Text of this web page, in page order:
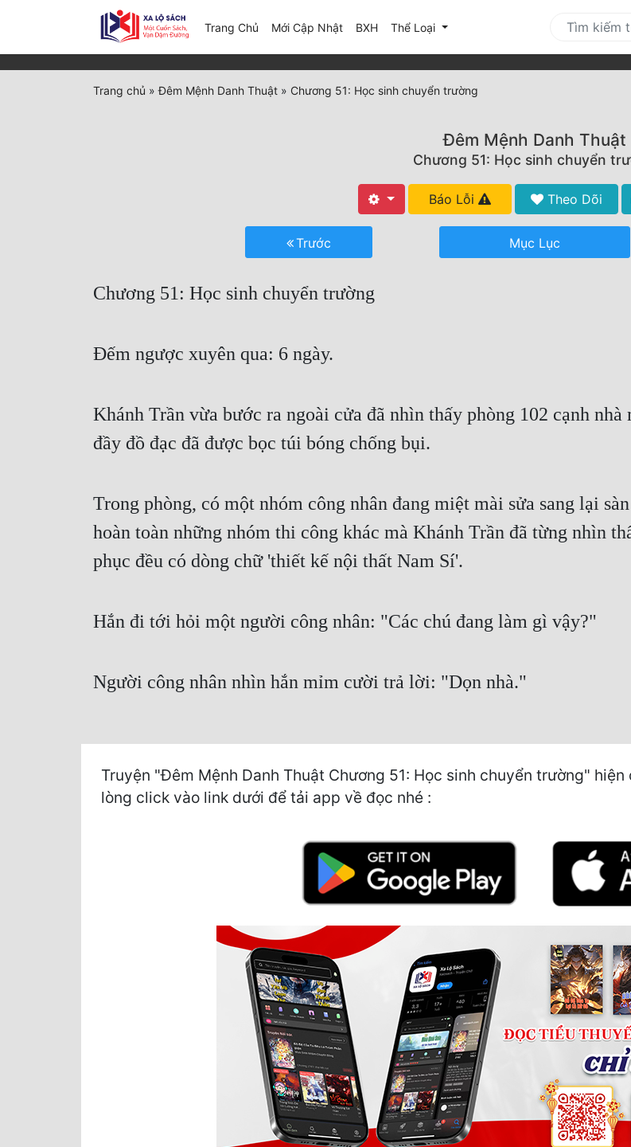
Trang Chủ Mới Cập Nhật(current)
BXH Thể Loại
Trang chủ »Đêm Mệnh Danh Thuật » Chương 51: Học sinh chuyển trường
Đêm Mệnh Danh Thuật
Chương 51: Học sinh chuyển
Báo Lỗi Theo Dõi
Trước Mục Lục
Chương 51: Học sinh chuyển trường
Đếm ngược xuyên qua: 6 ngày.
Khánh Trần vừa bước ra ngoài cửa đã nhìn thấy phòng 102 cạnh
đầy đồ đạc đã được bọc túi bóng chống bụi.
Trong phòng, có một nhóm công nhân đang miệt mài sửa sang lại
hoàn toàn những nhóm thi công khác mà Khánh Trần đã từng nhìn
phục đều có dòng chữ 'thiết kế nội thất Nam Sí'.
Hắn đi tới hỏi một người công nhân: "Các chú đang làm gì vậy?"
Người công nhân nhìn hắn mỉm cười trả lời: "Dọn nhà."
Truyện "Đêm Mệnh Danh Thuật Chương 51: Học sinh chuyển trường"
lòng click vào link dưới để tải app về đọc nhé :